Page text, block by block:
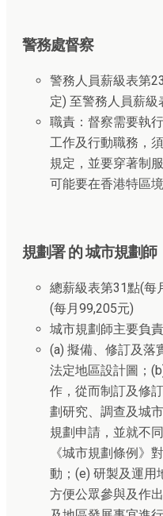
警務處督察
警務人員薪級表第
定) 至警務人員薪級
職責：督察需要執
工作及行動職務，
規定，並要穿著制
可能要在香港特區
規劃署 的 城市規劃師
總薪級表第31點(每
(每月99,205元)
城市規劃師主要負責
(a) 擬備、修訂及落
法定地區設計圖；
作，從而制訂及修
劃研究、調查及城
規劃申請，並就不
《城市規劃條例》
動；(e) 研製及運用
方便公眾參與及作